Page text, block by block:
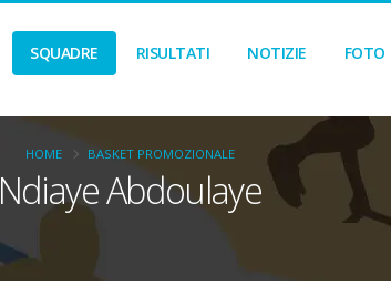
SQUADRE RISULTATI NOTIZIE FOTO
Ndiaye Abdoulaye
HOME BASKET PROMOZIONALE